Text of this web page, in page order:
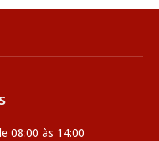
08:00 às 14:00